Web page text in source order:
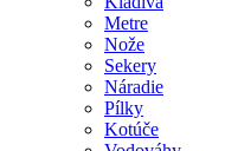
Metre
Nože
Sekery
Náradie
Pílky
Kotúče